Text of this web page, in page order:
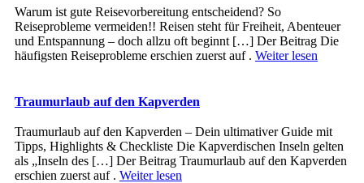
Warum ist gute Reisevorbereitung entscheidend? So
Reiseprobleme vermeiden!! Reisen steht für Freiheit, Abenteuer
und Entspannung – doch allzu oft beginnt […] Der Beitrag Die
häufigsten Reiseprobleme erschien zuerst auf . Weiter lesen
Traumurlaub auf den Kapverden
Traumurlaub auf den Kapverden – Dein ultimativer Guide mit
Tipps, Highlights & Checkliste Die Kapverdischen Inseln gelten
als „Inseln des […] Der Beitrag Traumurlaub auf den Kapverden
erschien zuerst auf . Weiter lesen